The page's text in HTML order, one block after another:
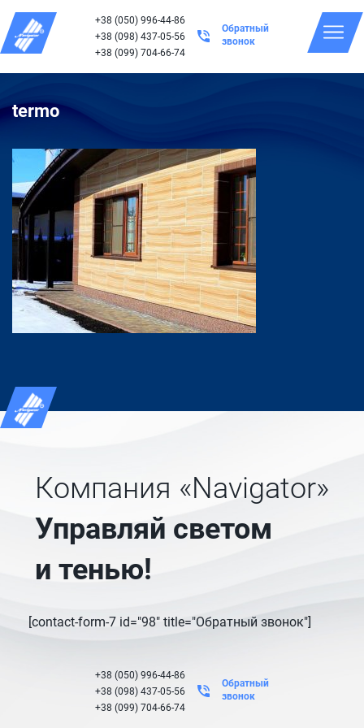
+38 (050) 996-44-86
+38 (098) 437-05-56
+38 (099) 704-66-74
Обратный
звонок
termo
Компания «Navigator»
Управляй светом
и тенью!
[contact-form-7 id="98" title="Обратный звонок"]
+38 (050) 996-44-86
+38 (098) 437-05-56
+38 (099) 704-66-74
Обратный
звонок